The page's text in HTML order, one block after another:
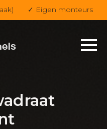
✓ Eigen monteurs